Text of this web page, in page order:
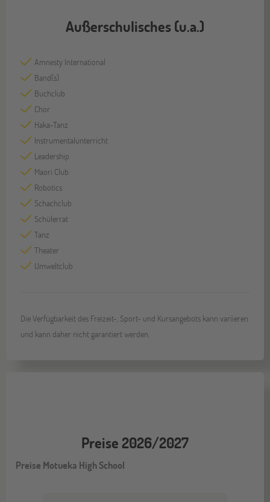
Außerschulisches (u.a.)
Amnesty International
Band(s)
Buchclub
Chor
Haka-Tanz
Instrumentalunterricht
Leadership
Maori Club
Robotics
Schachclub
Schülerrat
Tanz
Theater
Umweltclub
Die Verfügbarkeit des Freizeit-, Sport- und Kursangebots kann variieren
und kann daher nicht garantiert werden.
Preise 2026/2027
Preise Motueka High School